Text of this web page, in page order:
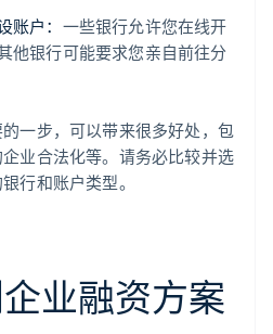
账户： 一些银行允许您在线开
他银行可能要求您亲自前往分
一步，可以带来很多好处，包
业合法化等。请务必比较并选
行和账户类型。
业融资方案